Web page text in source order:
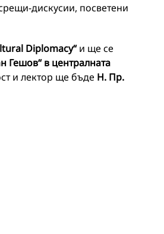
дискусии, посветени
Diplomacy“и ще се
Гешов“ в централната
и лектор ще бъде Н. Пр.